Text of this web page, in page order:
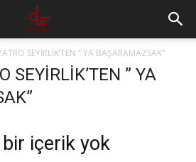
SEYİRLİK’TEN ” YA BAŞARAMAZSAK”
SEYİRLİK’TEN ” YA
içerik yok